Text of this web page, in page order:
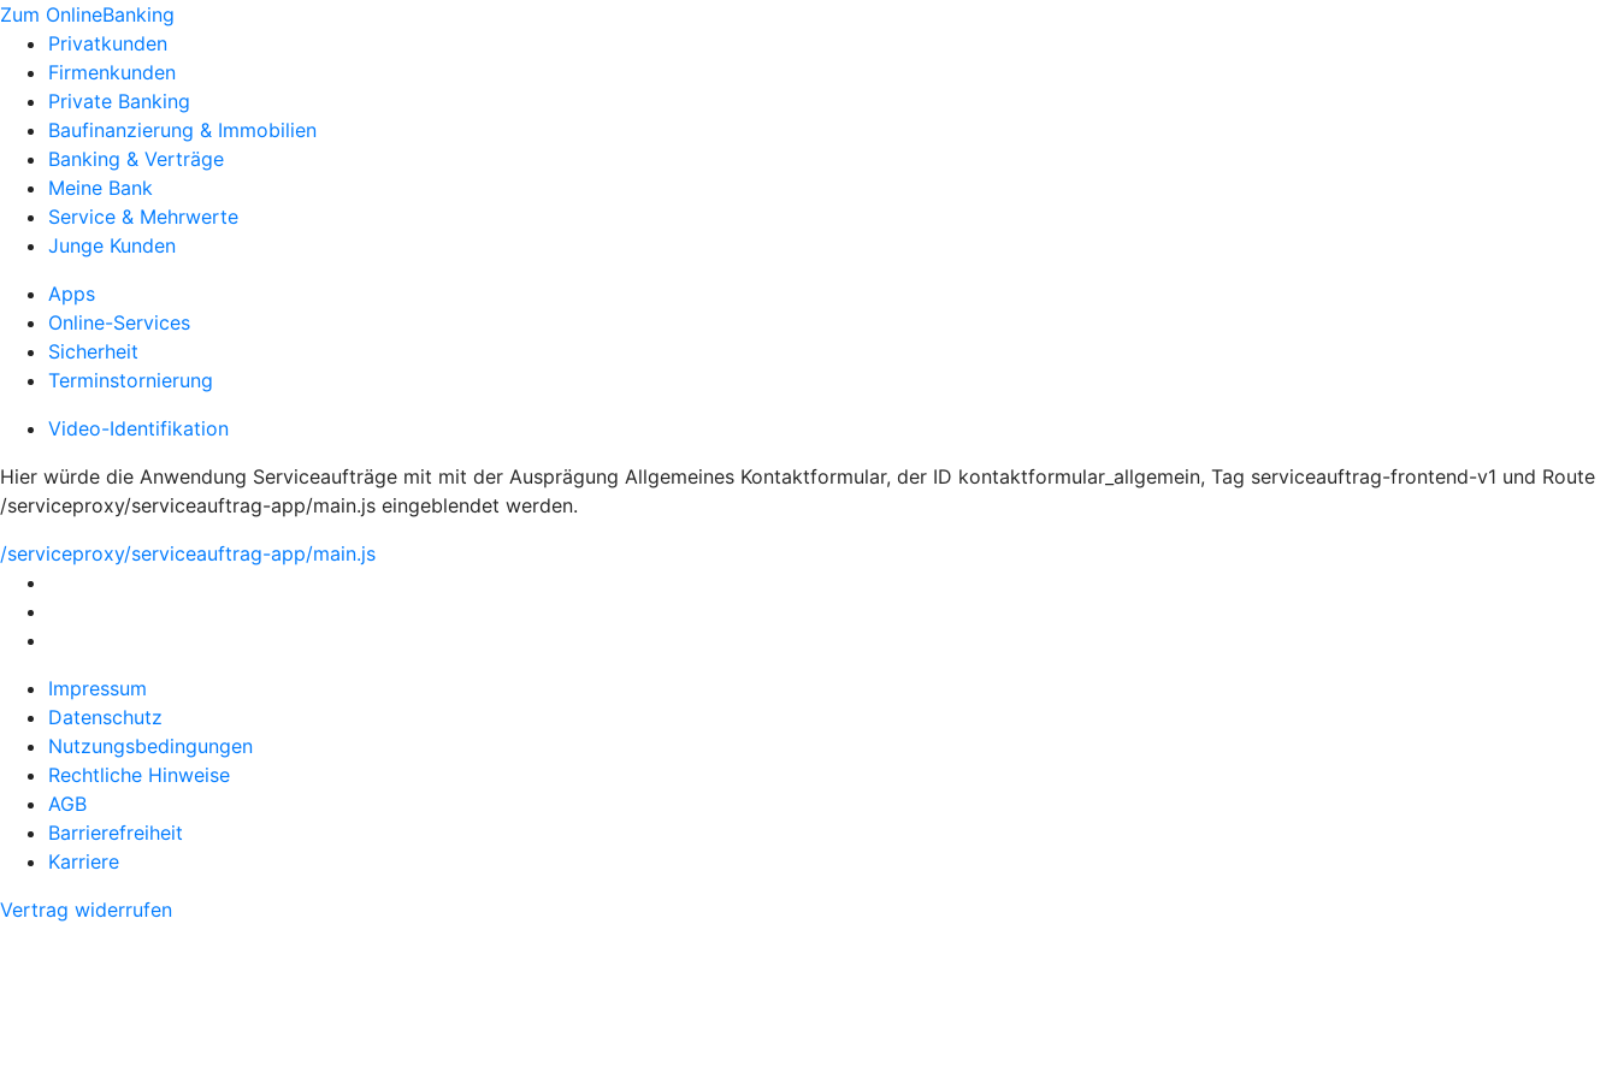
Zum OnlineBanking
Privatkunden
Firmenkunden
Private Banking
Baufinanzierung & Immobilien
Banking & Verträge
Meine Bank
Service & Mehrwerte
Junge Kunden
Apps
Online-Services
Sicherheit
Terminstornierung
Video-Identifikation
Hier würde die Anwendung Serviceaufträge mit mit der Ausprägung Allgemeines Kontaktformular, der ID kontaktformular_allgemein, Tag serviceauftrag-frontend-v1 und Route
/serviceproxy/serviceauftrag-app/main.js eingeblendet werden.
/serviceproxy/serviceauftrag-app/main.js
Impressum
Datenschutz
Nutzungsbedingungen
Rechtliche Hinweise
AGB
Barrierefreiheit
Karriere
Vertrag widerrufen